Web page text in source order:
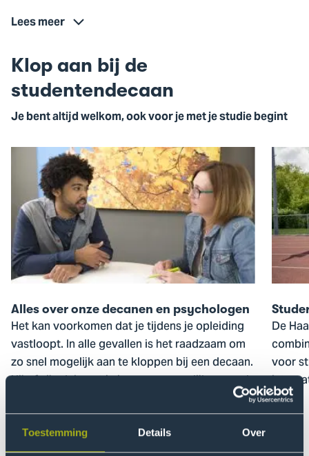
Toestemming Details Over
Lees meer
Klop aan bij de
studentendecaan
Je bent altijd welkom, ook voor je met je studie begint
over
onze
decanen
en
psychologen
Alles over onze decanen en psychologen
Het kan voorkomen dat je tijdens je opleiding
vastloopt. In alle gevallen is het raadzaam om
zo snel mogelijk aan te kloppen bij een decaan.
Hij of zij adviseert je in een persoonlijk gesprek
Ga
naar
en
De
voor